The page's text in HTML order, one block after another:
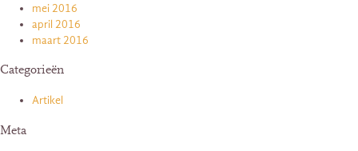
mei 2016
april 2016
maart 2016
Categorieën
Artikel
Meta